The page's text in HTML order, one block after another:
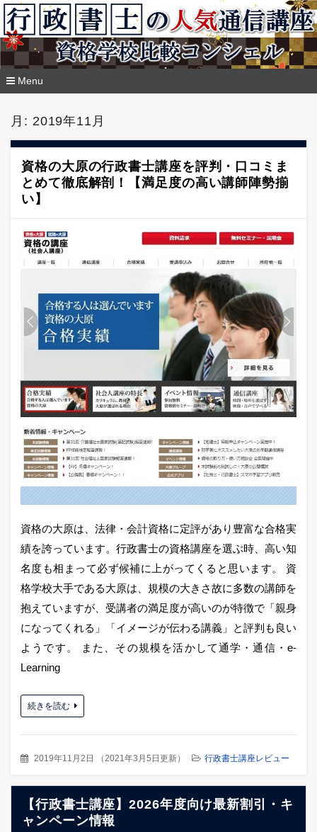
Menu
月: 2019年11月
資格の大原の行政書士講座を評判・口コミま
とめて徹底解剖！【満足度の高い講師陣勢揃
い】
資格の大原は、法律・会計資格に定評があり豊富な合格実
績を誇っています。行政書士の資格講座を選ぶ時、高い知
名度も相まって必ず候補に上がってくると思います。 資
格学校大手である大原は、規模の大きさ故に多数の講師を
抱えていますが、受講者の満足度が高いのが特徴で「親身
になってくれる」「イメージが伝わる講義」と評判も良い
ようです。 また、その規模を活かして通学・通信・e-
Learning
続きを読む
2019年11月2日 （2021年3月5日更新） 行政書士講座レビュー
【行政書士講座】2026年度向け最新割引・キ
ャンペーン情報